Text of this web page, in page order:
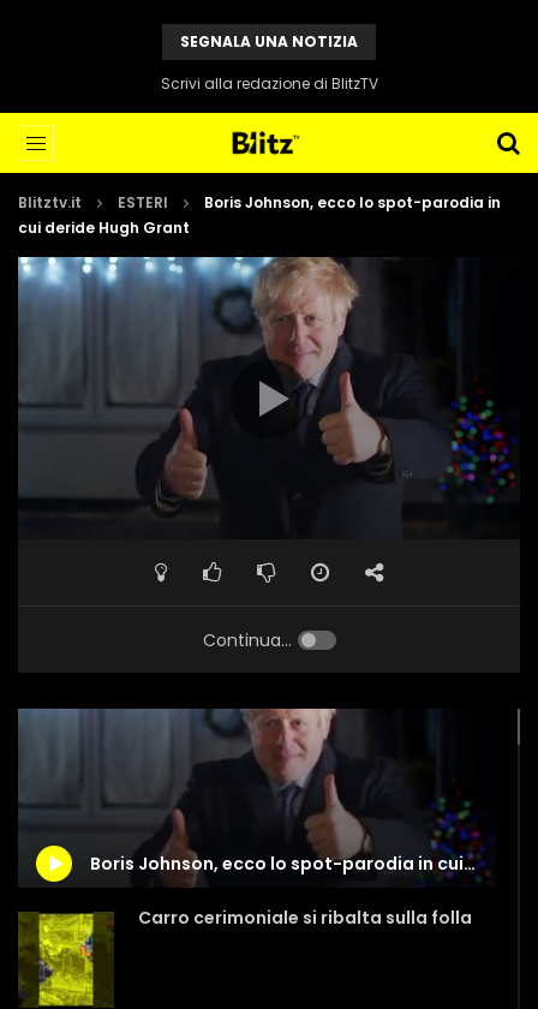
SEGNALA UNA NOTIZIA
Scrivi alla redazione di BlitzTV
Blitztv.it ESTERI
Boris Johnson, ecco lo spot-parodia in
cui deride Hugh Grant
Continua...
Boris Johnson, ecco lo spot-parodia in cui deride Hugh Grant
Carro cerimoniale si ribalta sulla folla